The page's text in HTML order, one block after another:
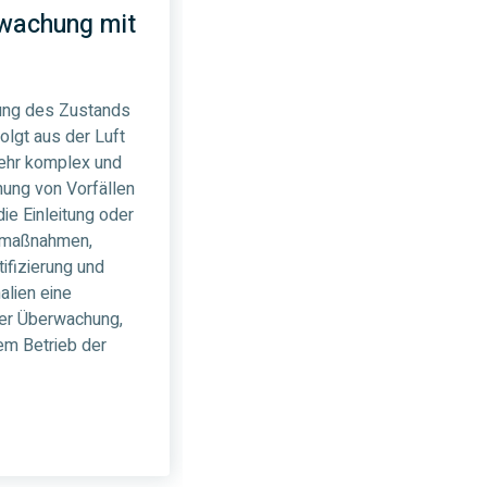
mit
des Zustands
aus der Luft
komplex und
von Vorfällen
Einleitung oder
und
eine
Überwachung,
Betrieb der